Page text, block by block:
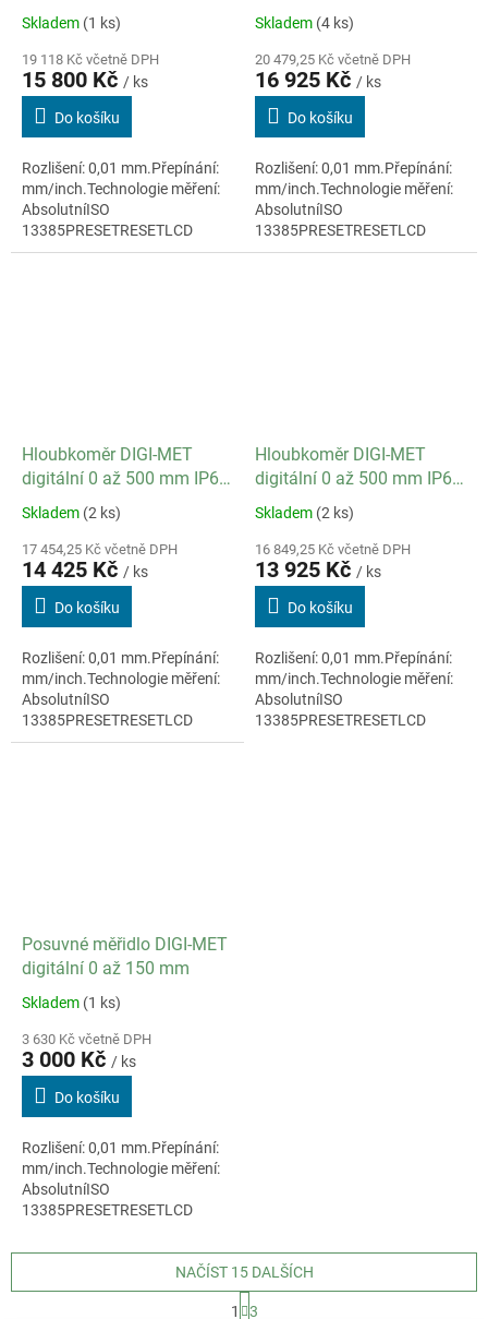
/ datový výstup ano
Skladem (1 ks)
19 118 Kč včetně DPH
15 800 Kč / ks
Do košíku
Rozlišení: 0,01 mm.Přepínání:
mm/inch.Technologie měření:
AbsolutníISO
13385PRESETRESETLCD
displej 11mmMateriál:
/ datový výstup ano
Skladem (4 ks)
20 479,25 Kč včetně DPH
16 925 Kč / ks
Do košíku
Rozlišení: 0,01 mm.Přepínání:
mm/inch.Technologie měření:
AbsolutníISO
13385PRESETRESETLCD
displej 11mmMateriál:
Hloubkoměr DIGI-MET
digitální 0 až 500 mm IP67
/ datový výstup ano
Skladem (2 ks)
17 454,25 Kč včetně DPH
14 425 Kč / ks
Do košíku
Rozlišení: 0,01 mm.Přepínání:
mm/inch.Technologie měření:
AbsolutníISO
13385PRESETRESETLCD
displej 7,5mmMateriál:
Hloubkoměr DIGI-MET
digitální 0 až 500 mm IP67
/ datový výstup ano
Skladem (2 ks)
16 849,25 Kč včetně DPH
13 925 Kč / ks
Do košíku
Rozlišení: 0,01 mm.Přepínání:
mm/inch.Technologie měření:
AbsolutníISO
13385PRESETRESETLCD
Posuvné měřidlo DIGI-MET
digitální 0 až 150 mm
Skladem (1 ks)
3 630 Kč včetně DPH
3 000 Kč / ks
Do košíku
Rozlišení: 0,01 mm.Přepínání:
mm/inch.Technologie měření:
AbsolutníISO
13385PRESETRESETLCD
nerezová ocel
NAČÍST 15 DALŠÍCH
1 3